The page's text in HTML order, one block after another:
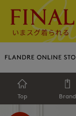
Top Brand